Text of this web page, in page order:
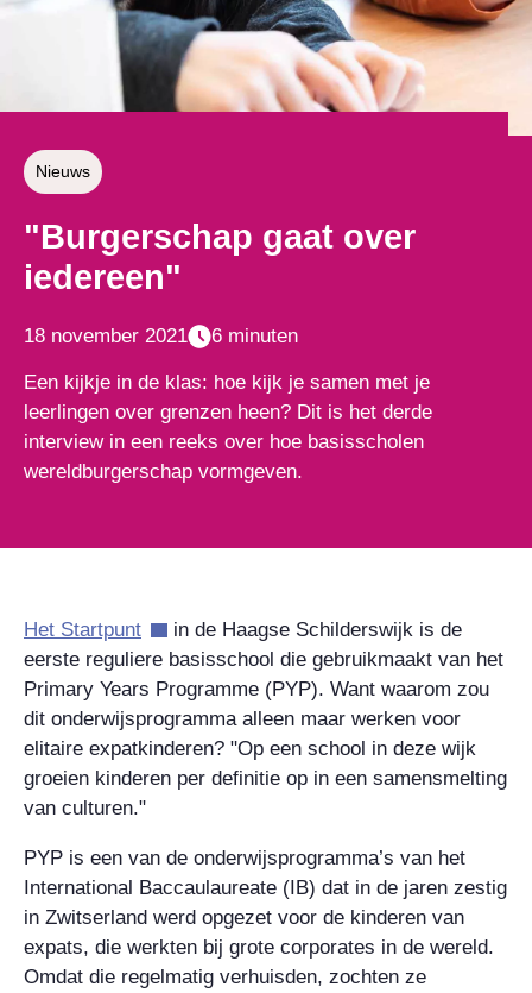
Nieuws
"Burgerschap gaat over
iedereen"
18 november 2021 6 minuten
Een kijkje in de klas: hoe kijk je samen met je
leerlingen over grenzen heen? Dit is het derde
interview in een reeks over hoe basisscholen
wereldburgerschap vormgeven.
Het Startpunt
in de Haagse Schilderswijk is de
eerste reguliere basisschool die gebruikmaakt van het
Primary Years Programme (PYP). Want waarom zou
dit onderwijsprogramma alleen maar werken voor
elitaire expatkinderen? "Op een school in deze wijk
groeien kinderen per definitie op in een samensmelting
van culturen."
PYP is een van de onderwijsprogramma’s van het
International Baccaulaureate (IB) dat in de jaren zestig
in Zwitserland werd opgezet voor de kinderen van
expats, die werkten bij grote corporates in de wereld.
Omdat die regelmatig verhuisden, zochten ze